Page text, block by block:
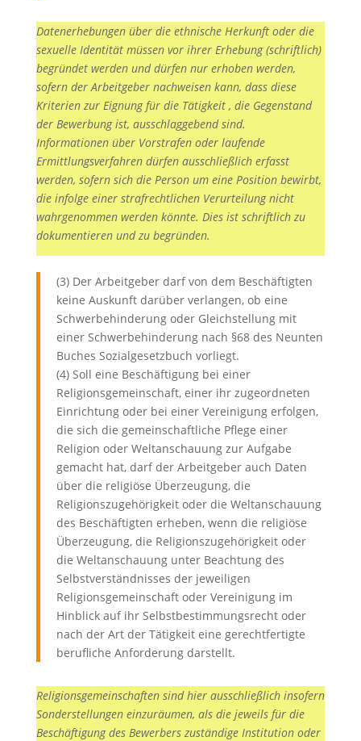
Datenerhebungen über die ethnische Herkunft oder die
sexuelle Identität müssen vor ihrer Erhebung (schriftlich)
begründet werden und dürfen nur erhoben werden,
sofern der Arbeitgeber nachweisen kann, dass diese
Kriterien zur Eignung für die Tätigkeit , die Gegenstand
der Bewerbung ist, ausschlaggebend sind.
Informationen über Vorstrafen oder laufende
Ermittlungsverfahren dürfen ausschließlich erfasst
werden, sofern sich die Person um eine Position bewirbt,
die infolge einer strafrechtlichen Verurteilung nicht
wahrgenommen werden könnte. Dies ist schriftlich zu
dokumentieren und zu begründen.
(3) Der Arbeitgeber darf von dem Beschäftigten
keine Auskunft darüber verlangen, ob eine
Schwerbehinderung oder Gleichstellung mit
einer Schwerbehinderung nach §68 des Neunten
Buches Sozialgesetzbuch vorliegt.
(4) Soll eine Beschäftigung bei einer
Religionsgemeinschaft, einer ihr zugeordneten
Einrichtung oder bei einer Vereinigung erfolgen,
die sich die gemeinschaftliche Pflege einer
Religion oder Weltanschauung zur Aufgabe
gemacht hat, darf der Arbeitgeber auch Daten
über die religiöse Überzeugung, die
Religionszugehörigkeit oder die Weltanschauung
des Beschäftigten erheben, wenn die religiöse
Überzeugung, die Religionszugehörigkeit oder
die Weltanschauung unter Beachtung des
Selbstverständnisses der jeweiligen
Religionsgemeinschaft oder Vereinigung im
Hinblick auf ihr Selbstbestimmungsrecht oder
nach der Art der Tätigkeit eine gerechtfertigte
berufliche Anforderung darstellt.
Religionsgemeinschaften sind hier ausschließlich insofern
Sonderstellungen einzuräumen, als die jeweils für die
Beschäftigung des Bewerbers zuständige Institution oder